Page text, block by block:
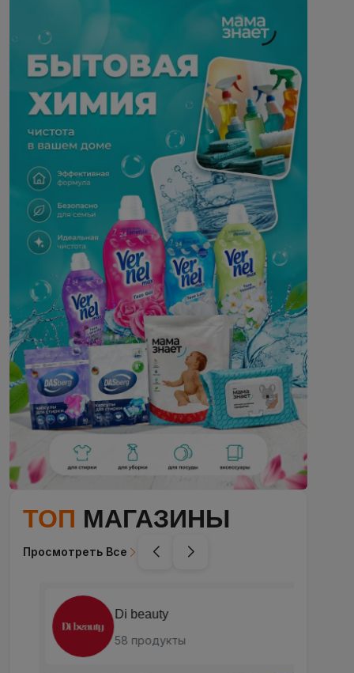
ТОП МАГАЗИНЫ
Просмотреть Все
Di beauty
58 продукты